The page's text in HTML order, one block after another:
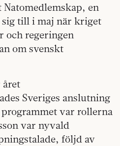
en
sig till i maj när kriget
och regeringen
om svenskt
året
Sveriges anslutning
var rollerna
var nyvald
följd av